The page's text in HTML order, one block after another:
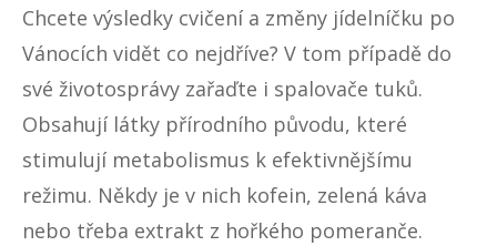
Chcete výsledky cvičení a změny jídelníčku po
Vánocích vidět co nejdříve? V tom případě do
své životosprávy zařaďte i spalovače tuků.
Obsahují látky přírodního původu, které
stimulují metabolismus k efektivnějšímu
režimu. Někdy je v nich kofein, zelená káva
nebo třeba extrakt z hořkého pomeranče.